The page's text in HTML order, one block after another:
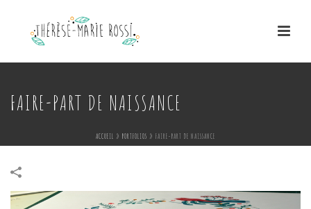
FAIRE-PART DE NAISSANCE
ACCUEIL » PORTFOLIOS » FAIRE-PART DE NAISSANCE